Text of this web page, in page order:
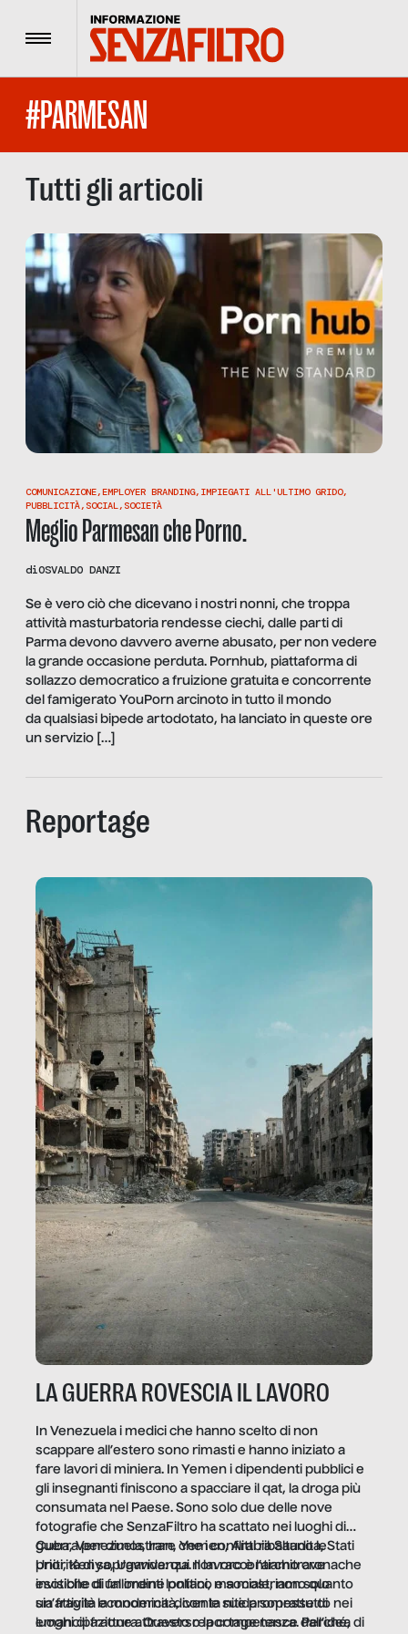
Menu
#PARMESAN
Tutti gli articoli
COMUNICAZIONE,EMPLOYER BRANDING, IMPIEGATI ALL'ULTIMO GRIDO,
PUBBLICITÀ, SOCIAL, SOCIETÀ
Meglio Parmesan che Porno.
diOSVALDO DANZI
Se è vero ciò che dicevano i nostri nonni, che troppa
attività masturbatoria rendesse ciechi, dalle parti di
Parma devono davvero averne abusato, per non vedere
la grande occasione perduta. Pornhub, piattaforma di
sollazzo democratico a fruizione gratuita e concorrente
del famigerato YouPorn arcinoto in tutto il mondo
da qualsiasi bipede artodotato, ha lanciato in queste ore
un servizio […]
Reportage
LA GUERRA ROVESCIA IL LAVORO
In Venezuela i medici che hanno scelto di non
scappare all’estero sono rimasti e hanno iniziato a
fare lavori di miniera. In Yemen i dipendenti pubblici e
gli insegnanti finiscono a spacciare il qat, la droga più
consumata nel Paese. Sono solo due delle nove
fotografie che SenzaFiltro ha scattato nei luoghi di
guerra per dimostrare che i conflitti ribaltano le
priorità di sopravvivenza. Il lavoro è l’architrave
invisibile di un ordine politico e sociale, non solo
un’attività economica: diventa nitida soprattutto nei
luoghi di frattura. Questo reportage nasce dall’idea
Cuba, Venezuela, Iran, Yemen, Arabia Saudita, Stati
Uniti, Kenya, Uganda: qui non raccontiamo cronache
esotiche di fallimenti lontani, ma mostriamo quanto
sia fragile la modernità, con le sue promesse di
emancipazione attraverso la competenza. Perché, di